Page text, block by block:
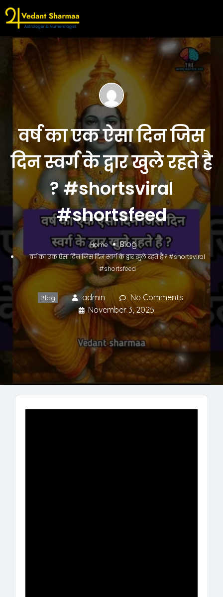
वर्ष का एक ऐसा दिन जिस
दिन स्वर्ग के द्वार खुले रहते है
? #shortsviral
#shortsfeed
Home Blog
वर्ष का एक ऐसा दिन जिस दिन स्वर्ग के द्वार खुले रहते है ? #shortsviral
#shortsfeed
Blog admin
No Comments
November 3, 2025